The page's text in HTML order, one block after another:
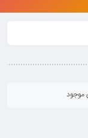
موجود